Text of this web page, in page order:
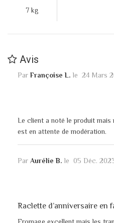
7 kg
Avis
Par Françoise L. le 24 Mars
Le client a noté le produit mais
est en attente de modération.
Par Aurélie B. le 05 Déc.
Raclette d’anniversaire en